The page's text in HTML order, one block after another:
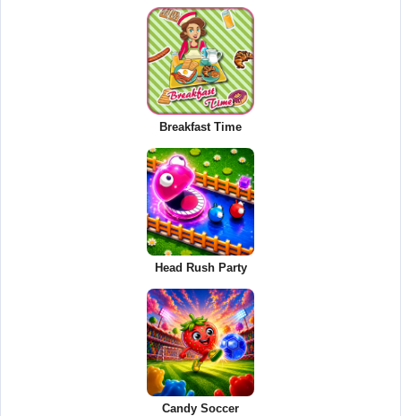
Breakfast Time
Head Rush Party
Candy Soccer